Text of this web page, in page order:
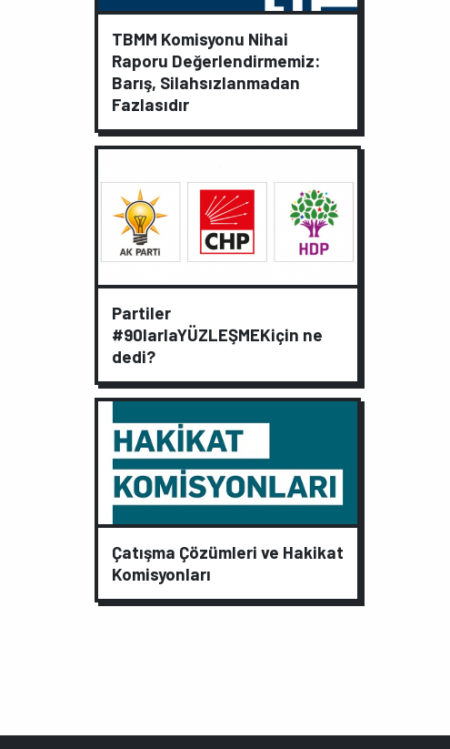
TBMM Komisyonu Nihai
Raporu Değerlendirmemiz:
Barış, Silahsızlanmadan
Fazlasıdır
Partiler
#90larlaYÜZLEŞMEKiçin ne
dedi?
Çatışma Çözümleri ve Hakikat
Komisyonları